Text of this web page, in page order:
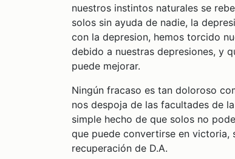
nuestros instintos naturales se
solos sin ayuda de nadie, la
con la depresion, hemos torcido
debido a nuestras depresiones, y
puede mejorar.
Ningún fracaso es tan doloroso
nos despoja de las facultades de
simple hecho de que solos no
que puede convertirse en victoria,
recuperación de D.A.